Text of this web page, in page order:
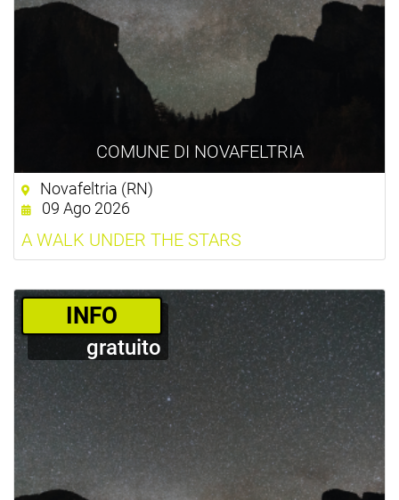
COMUNE DI NOVAFELTRIA
Novafeltria (RN)
09 Ago 2026
A WALK UNDER THE STARS
­INFO
gratuito